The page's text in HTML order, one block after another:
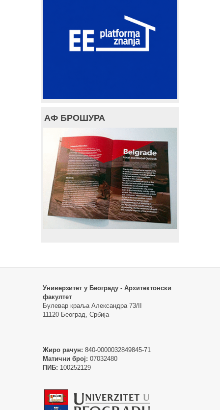
АФ БРОШУРА
Универзитет у Београду - Архитектонски
факултет
Булевар краља Александра 73/II
11120 Београд, Србија
Жиро рачун: 840-0000032849845-71
Матични број: 07032480
ПИБ: 100252129